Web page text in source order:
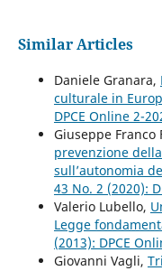
Similar Articles
Daniele Granara,
culturale in
DPCE Online 2-
Giuseppe Franco
prevenzione
sull’autonomia
43 No. 2 (2020):
Valerio Lubello,
Legge
(2013): DPCE
Giovanni Vagli,